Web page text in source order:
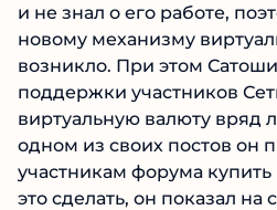
и не знал о его работе,
новому механизму
возникло. При этом
поддержки участников
виртуальную валюту вряд
одном из своих постов он
участникам форума
это сделать, он показал